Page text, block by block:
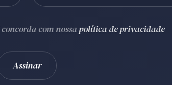
com nossapolítica de privacidade